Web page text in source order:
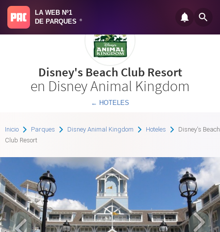
LA WEB Nº1
DE PARQUES
®
Disney's Beach Club Resort
en Disney Animal Kingdom
← HOTELES
Inicio Parques Disney Animal Kingdom Hoteles
Disney's Beach
Club Resort